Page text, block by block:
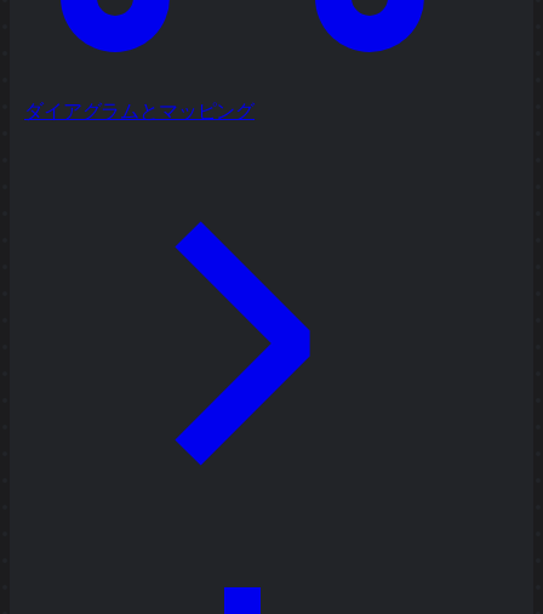
ダイアグラムとマッピング